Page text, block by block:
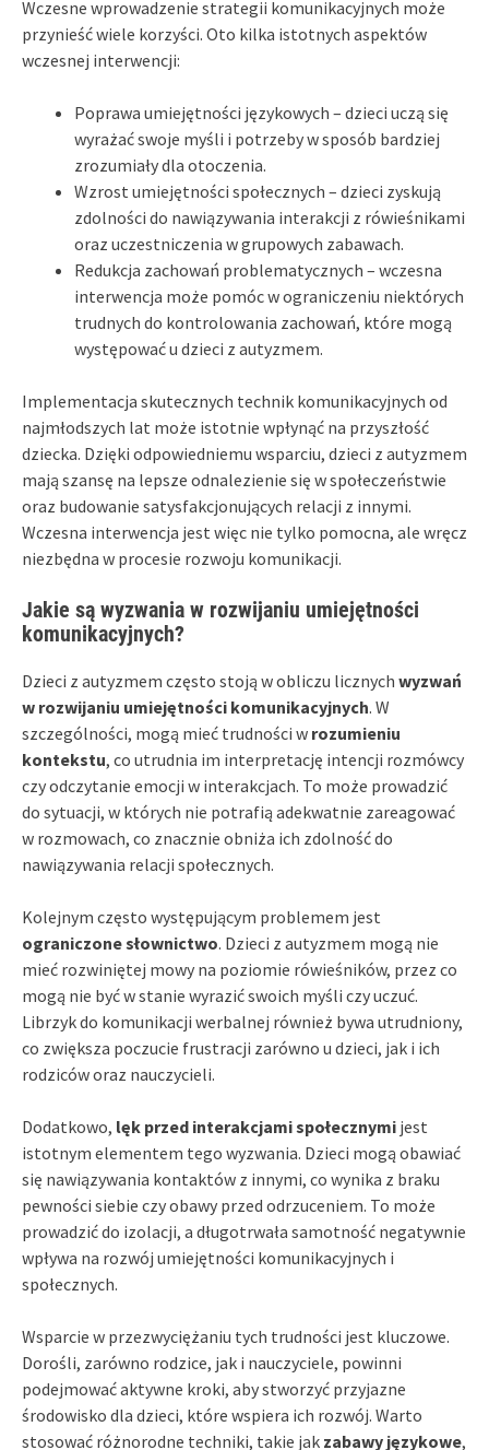
Wczesne wprowadzenie strategii komunikacyjnych może
przynieść wiele korzyści. Oto kilka istotnych aspektów
wczesnej interwencji:
Poprawa umiejętności językowych – dzieci uczą się
wyrażać swoje myśli i potrzeby w sposób bardziej
zrozumiały dla otoczenia.
Wzrost umiejętności społecznych – dzieci zyskują
zdolności do nawiązywania interakcji z rówieśnikami
oraz uczestniczenia w grupowych zabawach.
Redukcja zachowań problematycznych – wczesna
interwencja może pomóc w ograniczeniu niektórych
trudnych do kontrolowania zachowań, które mogą
występować u dzieci z autyzmem.
Implementacja skutecznych technik komunikacyjnych od
najmłodszych lat może istotnie wpłynąć na przyszłość
dziecka. Dzięki odpowiedniemu wsparciu, dzieci z autyzmem
mają szansę na lepsze odnalezienie się w społeczeństwie
oraz budowanie satysfakcjonujących relacji z innymi.
Wczesna interwencja jest więc nie tylko pomocna, ale wręcz
niezbędna w procesie rozwoju komunikacji.
Jakie są wyzwania w rozwijaniu umiejętności
komunikacyjnych?
Dzieci z autyzmem często stoją w obliczu licznych wyzwań
w rozwijaniu umiejętności komunikacyjnych. W
szczególności, mogą mieć trudności w rozumieniu
kontekstu, co utrudnia im interpretację intencji rozmówcy
czy odczytanie emocji w interakcjach. To może prowadzić
do sytuacji, w których nie potrafią adekwatnie zareagować
w rozmowach, co znacznie obniża ich zdolność do
nawiązywania relacji społecznych.
Kolejnym często występującym problemem jest
ograniczone słownictwo. Dzieci z autyzmem mogą nie
mieć rozwiniętej mowy na poziomie rówieśników, przez co
mogą nie być w stanie wyrazić swoich myśli czy uczuć.
Librzyk do komunikacji werbalnej również bywa utrudniony,
co zwiększa poczucie frustracji zarówno u dzieci, jak i ich
rodziców oraz nauczycieli.
Dodatkowo, lęk przed interakcjami społecznymi jest
istotnym elementem tego wyzwania. Dzieci mogą obawiać
się nawiązywania kontaktów z innymi, co wynika z braku
pewności siebie czy obawy przed odrzuceniem. To może
prowadzić do izolacji, a długotrwała samotność negatywnie
wpływa na rozwój umiejętności komunikacyjnych i
społecznych.
Wsparcie w przezwyciężaniu tych trudności jest kluczowe.
Dorośli, zarówno rodzice, jak i nauczyciele, powinni
podejmować aktywne kroki, aby stworzyć przyjazne
środowisko dla dzieci, które wspiera ich rozwój. Warto
stosować różnorodne techniki, takie jak zabawy językowe,